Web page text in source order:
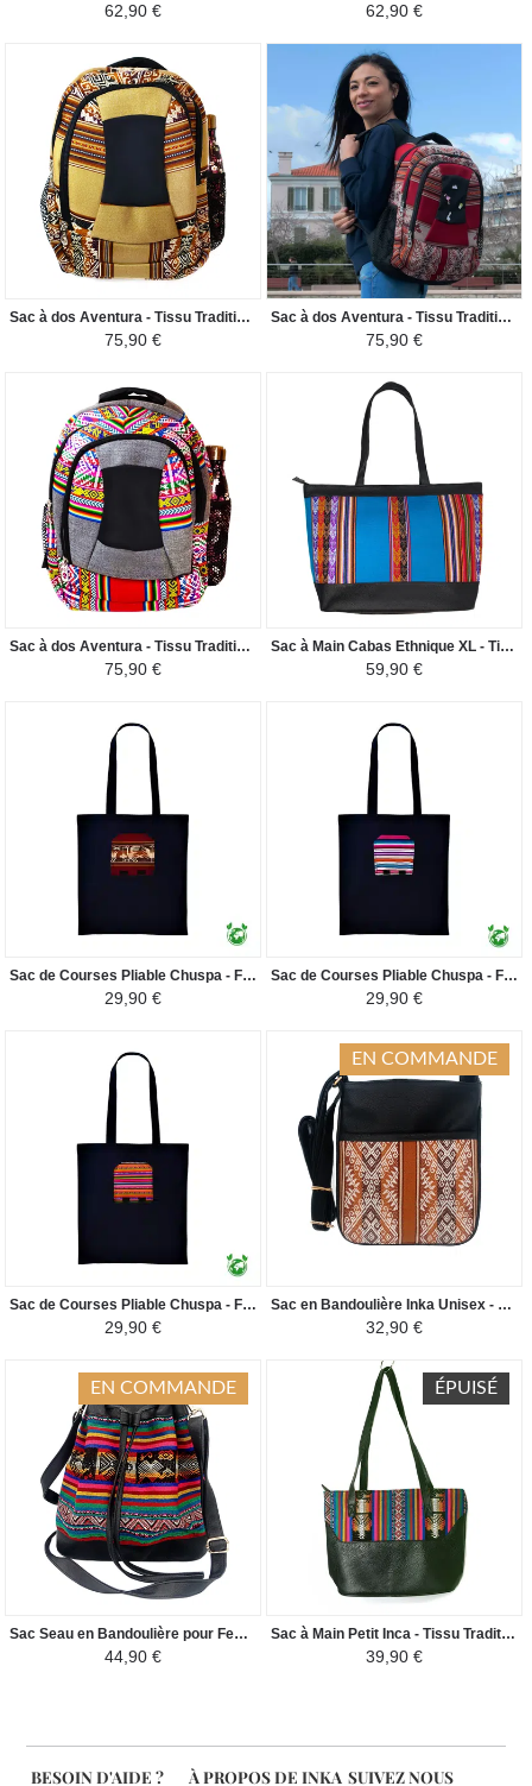
62,90 € 62,90 €
Sac à dos Aventura - Tissu Traditionnel Péruvien Huacachina - Beige Clair/Nuance Marron
75,90 €
Sac à dos Aventura - Tissu Traditionnel Péruvien Vinicunca - Bordeaux
75,90 €
Sac à dos Aventura - Tissu Traditionnel Péruvien Ayacucho - Gris Clair
75,90 €
Sac à Main Cabas Ethnique XL - Tissu Péruvien - Bleu Ciel Coloré
59,90 €
Sac de Courses Pliable Chuspa - Fourre-tout en Toile Péruvienne - Bordeaux
29,90 €
Sac de Courses Pliable Chuspa - Fourre-tout en Toile Péruvienne - Nuances Roses et Bleu Ciel
29,90 €
Sac de Courses Pliable Chuspa - Fourre-tout en Toile Péruvienne - Coloré
29,90 €
EN COMMANDE
Sac en Bandoulière Inka Unisex - Tissu Traditionnel Péruvien - Camel foncé / Crème
32,90 €
EN COMMANDE
Sac Seau en Bandoulière pour Femme - Tissu Traditionnel Amazonie Péruvienne - Vert et Coloré/Noir
44,90 €
ÉPUISÉ
Sac à Main Petit Inca - Tissu Traditionnel Amazonie Péruvienne - Vert et Coloré/Noir
39,90 €
BESOIN D'AIDE ? À PROPOS DE INKA SUIVEZ NOUS